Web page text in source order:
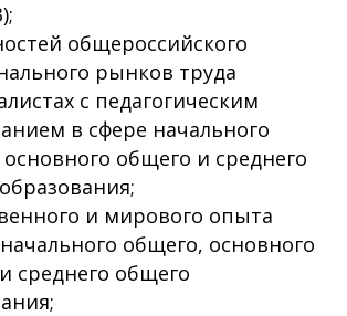
общероссийского
рынков труда
с педагогическим
в сфере начального
общего и среднего
и мирового опыта
общего, основного
среднего общего